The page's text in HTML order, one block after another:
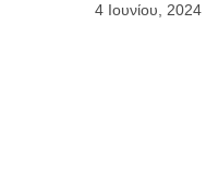
4 Ιουνίου, 2024